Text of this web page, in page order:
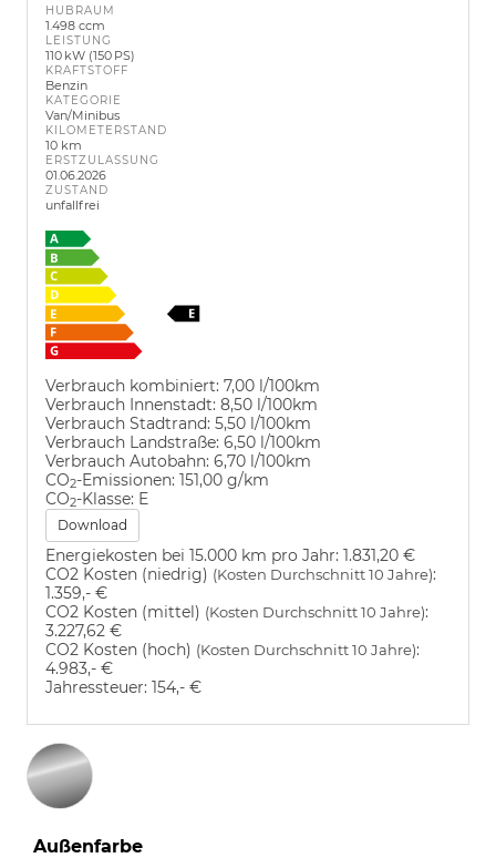
HUBRAUM
1.498 ccm
LEISTUNG
110 kW (150 PS)
KRAFTSTOFF
Benzin
KATEGORIE
Van/Minibus
KILOMETERSTAND
10 km
ERSTZULASSUNG
01.06.2026
ZUSTAND
unfallfrei
Verbrauch kombiniert: 7,00 l/100km
Verbrauch Innenstadt: 8,50 l/100km
Verbrauch Stadtrand: 5,50 l/100km
Verbrauch Landstraße: 6,50 l/100km
Verbrauch Autobahn: 6,70 l/100km
CO2-Emissionen: 151,00 g/km
CO2-Klasse: E
Download
Energiekosten bei 15.000 km pro Jahr: 1.831,20 €
CO2 Kosten (niedrig) (Kosten Durchschnitt 10 Jahre):
1.359,- €
CO2 Kosten (mittel) (Kosten Durchschnitt 10 Jahre):
3.227,62 €
CO2 Kosten (hoch) (Kosten Durchschnitt 10 Jahre):
4.983,- €
Jahressteuer: 154,- €
Außenfarbe